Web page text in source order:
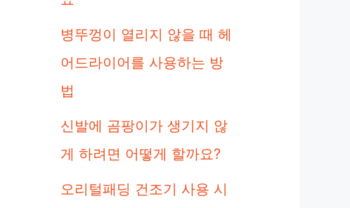
병뚜껑이 열리지 않을 때 헤
어드라이어를 사용하는 방
법
신발에 곰팡이가 생기지 않
게 하려면 어떻게 할까요?
오리털패딩 건조기 사용 시